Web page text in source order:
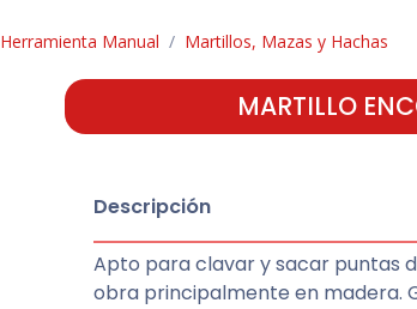
Herramienta Manual Martillos, Mazas y Hachas
MARTILLO
Descripción
Apto para clavar y sacar puntas
obra principalmente en madera.